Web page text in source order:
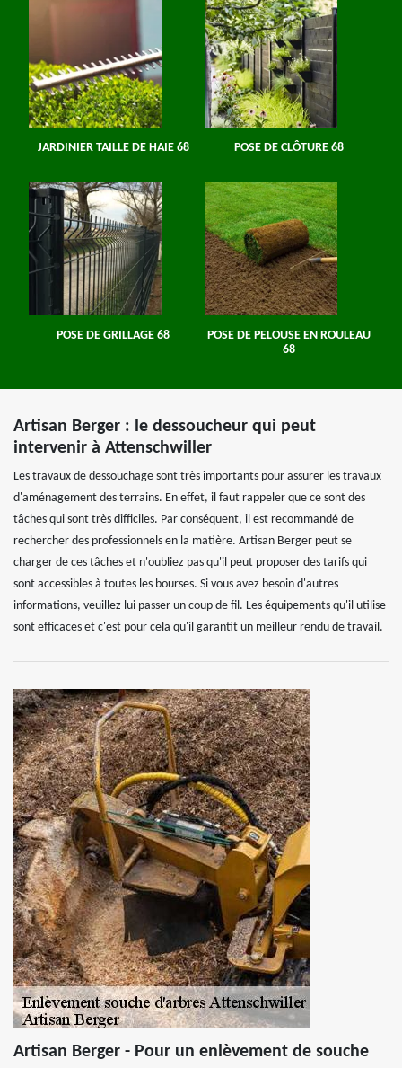
JARDINIER TAILLE DE HAIE 68 POSE DE CLÔTURE 68
POSE DE GRILLAGE 68
POSE DE PELOUSE EN ROULEAU
68
Artisan Berger : le dessoucheur qui peut
intervenir à Attenschwiller
Les travaux de dessouchage sont très importants pour assurer les travaux
d'aménagement des terrains. En effet, il faut rappeler que ce sont des
tâches qui sont très difficiles. Par conséquent, il est recommandé de
rechercher des professionnels en la matière. Artisan Berger peut se
charger de ces tâches et n'oubliez pas qu'il peut proposer des tarifs qui
sont accessibles à toutes les bourses. Si vous avez besoin d'autres
informations, veuillez lui passer un coup de fil. Les équipements qu'il utilise
sont efficaces et c'est pour cela qu'il garantit un meilleur rendu de travail.
Artisan Berger - Pour un enlèvement de souche